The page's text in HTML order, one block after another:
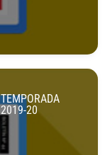
TEMPORADA
2019-20